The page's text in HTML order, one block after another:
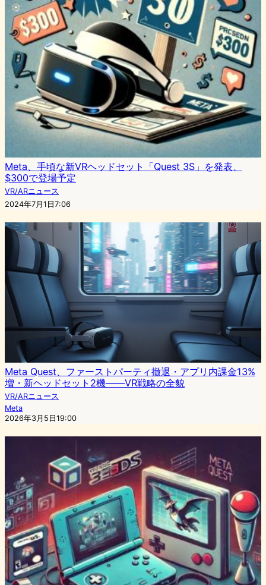
Meta、手頃な新VRヘッドセット「Quest 3S」を発表、
$300で登場予定
VR/ARニュース
2024年7月1日7:06
Meta Quest、ファーストパーティ撤退・アプリ内課金13%
増・新ヘッドセット2機——VR戦略の全貌
VR/ARニュース
Meta
2026年3月5日19:00